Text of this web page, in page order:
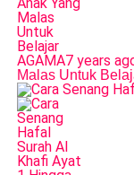
AGAMA7 years
Malas Untuk